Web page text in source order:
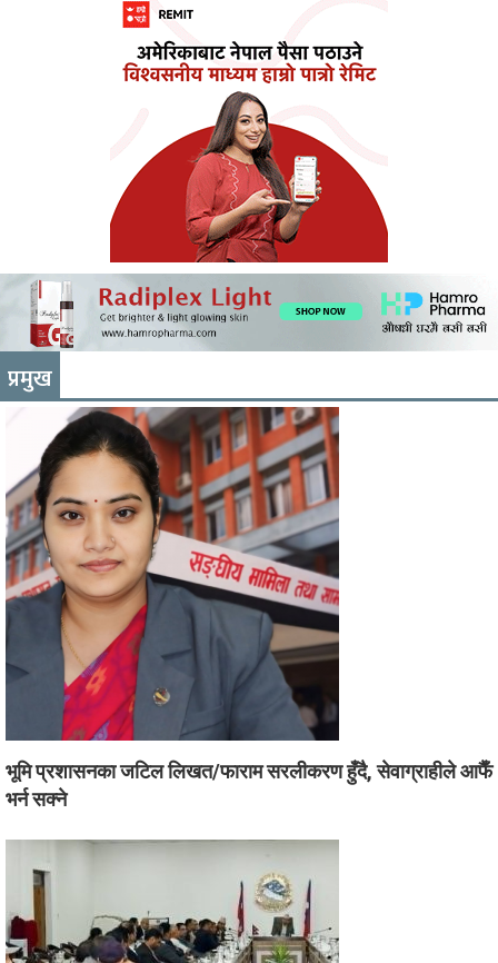
प्रमुख
भूमि प्रशासनका जटिल लिखत/फाराम सरलीकरण हुँदै, सेवाग्राहीले आफैँ
भर्न सक्ने